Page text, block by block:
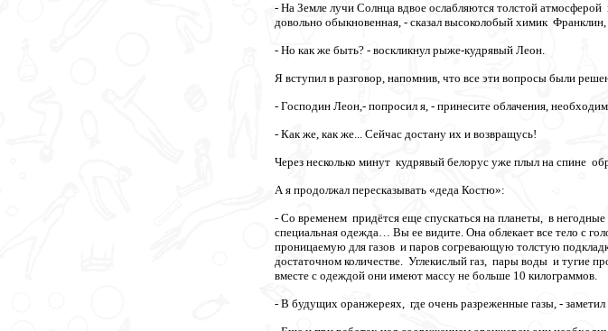
- На Земле лучи Солнца вдвое ослабляются толстой
довольно обыкновенная, - сказал высоколобый химик
- Но как же быть? - воскликнул рыже-кудрявый Леон.
Я вступил в разговор, напомнив, что все эти вопросы были
- Господин Леон,- попросил я, - принесите облачения,
- Как же, как же... Сейчас достану их и возвращусь!
Через несколько минут кудрявый белорус уже плыл на спине
А я продолжал пересказывать «деда Костю»:
- Со временем придётся еще спускаться на планеты, в
специальная одежда… Вы ее видите. Она облекает все тело с
проницаемую для газов и паров согревающую толстую
достаточном количестве. Углекислый газ, пары воды и тугие
вместе с одеждой они имеют массу не больше 10 килограммов.
- В будущих оранжереях, где очень разреженные газы, -